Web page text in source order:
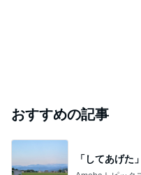
おすすめの記事
「してあげた